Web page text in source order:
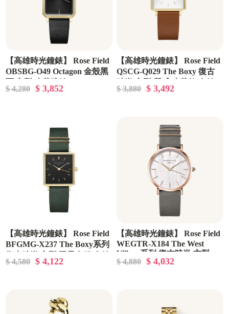
【高雄時光鐘錶】 Rose Field
OBSBG-O49 Octagon 金殼黑
$ 4,280 $ 3,852
【高雄時光鐘錶】 Rose Field
QSCG-Q029 The Boxy 復古
$ 3,880 $ 3,492
【高雄時光鐘錶】 Rose Field
BFGMG-X237 The Boxy系列
$ 4,580 $ 4,122
【高雄時光鐘錶】 Rose Field
WEGTR-X184 The West
Village系列 復古時尚 方型
$ 4,880
$ 4,032